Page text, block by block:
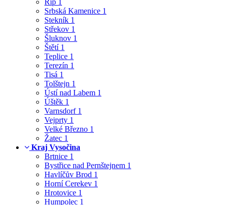
Říp 1
Srbská Kamenice 1
Stekník 1
Střekov 1
Šluknov 1
Štětí 1
Teplice 1
Terezín 1
Tisá 1
Tolštejn 1
Ústí nad Labem 1
Úštěk 1
Varnsdorf 1
Vejprty 1
Velké Březno 1
Žatec 1
Kraj Vysočina
Brtnice 1
Bystřice nad Pernštejnem 1
Havlíčův Brod 1
Horní Cerekev 1
Hrotovice 1
Humpolec 1